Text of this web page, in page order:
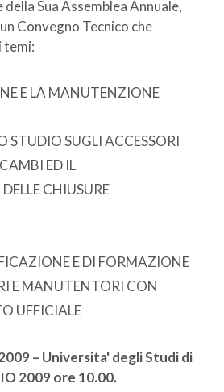
della Sua Assemblea Annuale,
Convegno Tecnico che
temi:
E LA MANUTENZIONE
STUDIO SUGLI ACCESSORI
ED IL
CHIUSURE
E DI FORMAZIONE
E MANUTENTORI CON
UFFICIALE
– Universita' degli Studi di
2009 ore 10.00.